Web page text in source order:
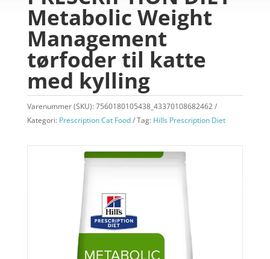
Metabolic Weight
Management
tørfoder til katte
med kylling
Varenummer (SKU):7560180105438_43370108682462
Kategori: Prescription Cat Food Tag: Hills Prescription Diet